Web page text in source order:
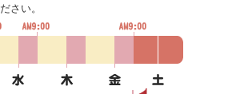
さい。